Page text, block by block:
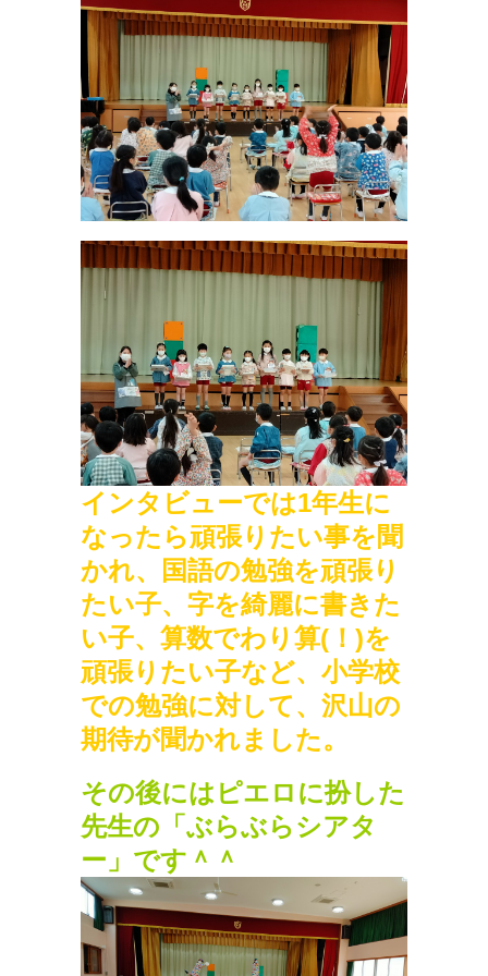
インタビューでは1年生に
なったら頑張りたい事を聞
かれ、国語の勉強を頑張り
たい子、字を綺麗に書きた
い子、算数でわり算(！)を
頑張りたい子など、小学校
での勉強に対して、沢山の
期待が聞かれました。
その後には ピエロに扮した
先生の「ぶらぶらシアタ
ー」 です＾＾